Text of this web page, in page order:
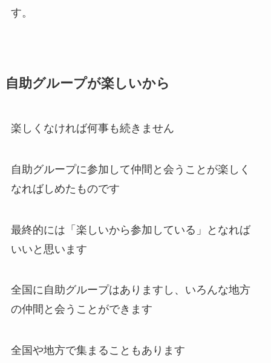
す。
自助グループが楽しいから
楽しくなければ何事も続きません
自助グループに参加して仲間と会うことが楽しく
なればしめたものです
最終的には「楽しいから参加している」となれば
いいと思います
全国に自助グループはありますし、いろんな地方
の仲間と会うことができます
全国や地方で集まることもあります